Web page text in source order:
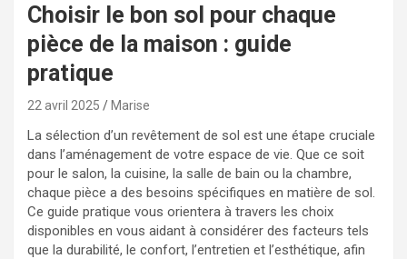
Choisir le bon sol pour chaque
pièce de la maison : guide
pratique
22 avril 2025 Marise
La sélection d’un revêtement de sol est une étape cruciale
dans l’aménagement de votre espace de vie. Que ce soit
pour le salon, la cuisine, la salle de bain ou la chambre,
chaque pièce a des besoins spécifiques en matière de sol.
Ce guide pratique vous orientera à travers les choix
disponibles en vous aidant à considérer des facteurs tels
que la durabilité, le confort, l’entretien et l’esthétique, afin